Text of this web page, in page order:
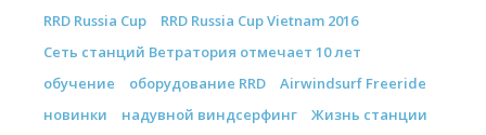
RRD Russia Cup
RRD Russia Cup Vietnam 2016
Сеть станций Ветратория отмечает 10 лет
обучение
оборудование RRD
Airwindsurf Freeride
новинки
надувной виндсерфинг
Жизнь станции